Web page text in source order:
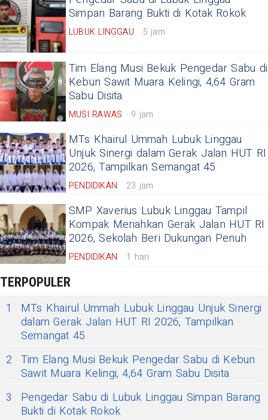
Simpan Barang Bukti di Kotak Rokok
LUBUK LINGGAU 5 jam
Tim Elang Musi Bekuk Pengedar Sabu di
Kebun Sawit Muara Kelingi, 4,64 Gram
Sabu Disita
MUSI RAWAS 9 jam
MTs Khairul Ummah Lubuk Linggau
Unjuk Sinergi dalam Gerak Jalan HUT RI
2026, Tampilkan Semangat 45
PENDIDIKAN 23 jam
SMP Xaverius Lubuk Linggau Tampil
Kompak Meriahkan Gerak Jalan HUT RI
2026, Sekolah Beri Dukungan Penuh
PENDIDIKAN 1 hari
TERPOPULER
1
MTs Khairul Ummah Lubuk Linggau Unjuk Sinergi
dalam Gerak Jalan HUT RI 2026, Tampilkan
Semangat 45
2 Tim Elang Musi Bekuk Pengedar Sabu di Kebun
Sawit Muara Kelingi, 4,64 Gram Sabu Disita
3
Pengedar Sabu di Lubuk Linggau Simpan Barang
Bukti di Kotak Rokok